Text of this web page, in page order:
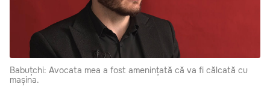
Babuțchi: Avocata mea a fost amenințată că va fi călcată cu
mașina.